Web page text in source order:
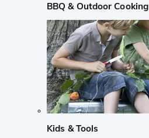
BBQ & Outdoor Cooking
Kids & Tools